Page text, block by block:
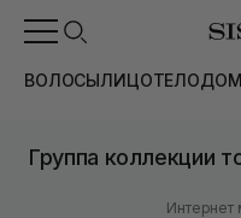
ВОЛОСЫЛИЦОТЕЛОДОМ
Группа коллекции
Интернет